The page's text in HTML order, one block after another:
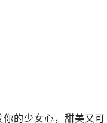
的少女心，甜美又可